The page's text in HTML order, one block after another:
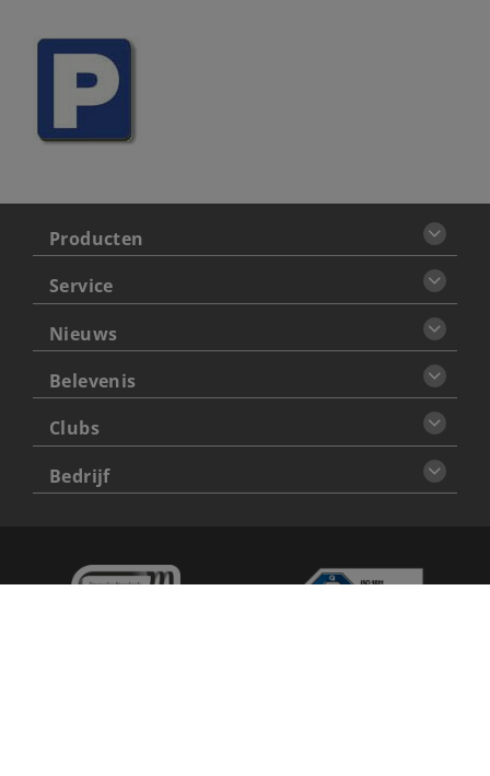
Producten
Service
Nieuws
Belevenis
Clubs
Bedrijf